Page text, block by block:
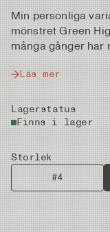
Min personliga
mönstret Green
många gånger har
Läs mer
Lagerstatus
Finns i lager
Storlek
#4